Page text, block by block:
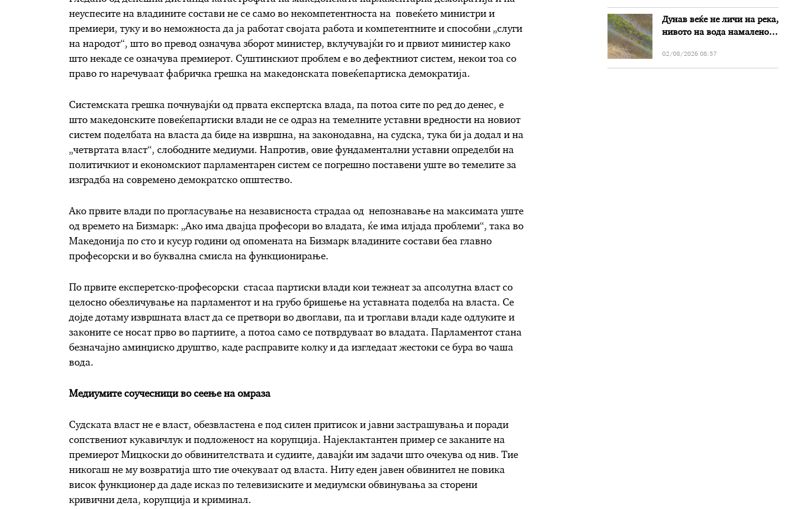
неуспесите на владините состави не се само во некомпетентноста на повеќето министри и
премиери, туку и во неможноста да ја работат својата работа и компетентните и способни „слуги
на народот“, што во превод означува зборот министер, вклучувајќи го и првиот министер како
што некаде се означува премиерот. Суштинскиот проблем е во дефектниот систем, некои тоа со
право го наречуваат фабричка грешка на македонската повеќепартиска демократија.
Системската грешка почнувајќи од првата експертска влада, па потоа сите по ред до денес, е
што македонските повеќепартиски влади не се одраз на темелните уставни вредности на новиот
систем поделбата на власта да биде на извршна, на законодавна, на судска, тука би ја додал и на
„четвртата власт“, слободните медиуми. Напротив, овие фундаментални уставни определби на
политичкиот и економскиот парламентарен систем се погрешно поставени уште во темелите за
изградба на современо демократско општество.
Ако првите влади по прогласување на независноста страдаа од непознавање на максимата уште
од времето на Бизмарк: „Ако има двајца професори во владата, ќе има илјада проблеми“, така во
Македонија по сто и кусур години од опомената на Бизмарк владините состави беа главно
професорски и во буквална смисла на функционирање.
По првите експеретско-професорски стасаа партиски влади кои тежнеат за апсолутна власт со
целосно обезличување на парламентот и на грубо бришење на уставната поделба на власта. Се
дојде дотаму извршната власт да се претвори во двоглави, па и троглави влади каде одлуките и
законите се носат прво во партиите, а потоа само се потврдуваат во владата. Парламентот стана
безначајно аминџиско друштво, каде расправите колку и да изгледаат жестоки се бура во чаша
вода.
Медиумите соучесници во сеење на омраза
Судската власт не е власт, обезвластена е под силен притисок и јавни застрашувања и поради
сопствениот кукавичлук и подложеност на корупција. Најеклактантен пример се заканите на
премиерот Мицкоски до обвинителствата и судиите, давајќи им задачи што очекува од нив. Тие
никогаш не му возвратија што тие очекуваат од власта. Ниту еден јавен обвинител не повика
висок функционер да даде исказ по телевизиските и медиумски обвинувања за сторени
кривични дела, корупција и криминал.
Дунав веќе не личи на река,
нивото на вода намалено
Бугарија
02/08/2026 08:57